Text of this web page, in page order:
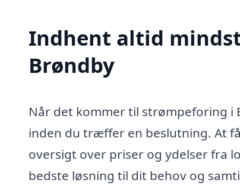
Indhent altid
Brøndby
Når det kommer til strømpeforing i
inden du træffer en beslutning. At
oversigt over priser og ydelser fra
bedste løsning til dit behov og